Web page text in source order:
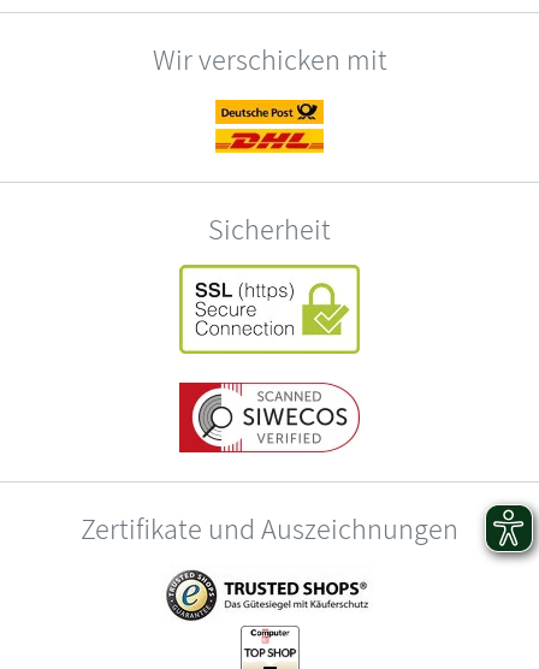
Wir verschicken mit
Sicherheit
Zertifikate und Auszeichnungen